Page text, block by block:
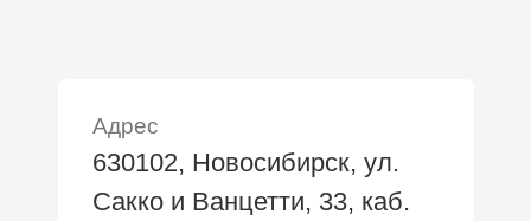
Адрес
630102, Новосибирск, ул.
Сакко и Ванцетти, 33, каб.